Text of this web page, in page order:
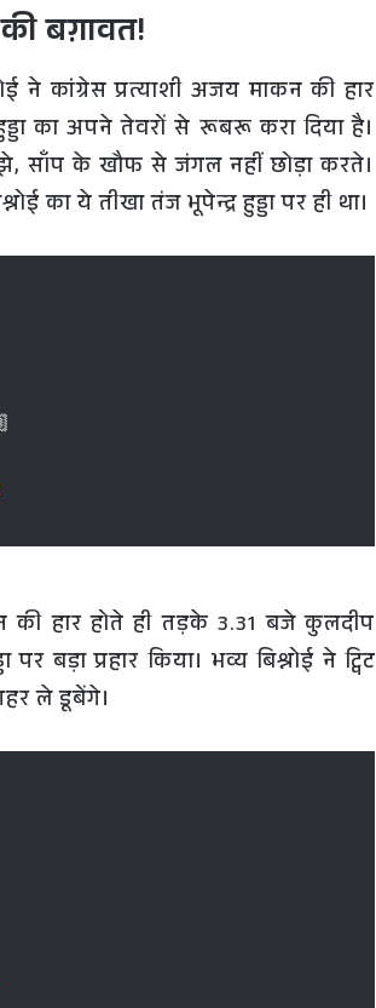
बग़ावत!
ने कांग्रेस प्रत्याशी अजय माकन की हार
का अपने तेवरों से रूबरू करा दिया है।
साँप के खौफ से जंगल नहीं छोड़ा करते।
का ये तीखा तंज भूपेन्द्र हुड्डा पर ही था।
की हार होते ही तड़के 3.31 बजे कुलदीप
बड़ा प्रहार किया। भव्य बिश्नोई ने ट्विट
ले डूबेंगे।